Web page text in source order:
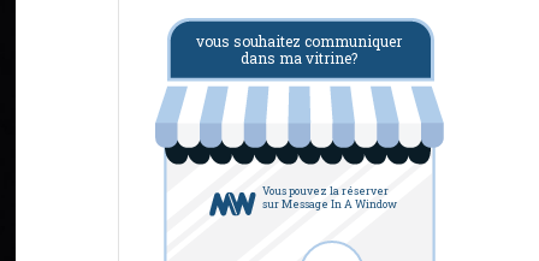
vous souhaitez communiquer
dans ma vitrine?
Vous pouvez la réserver
sur Message In A Window